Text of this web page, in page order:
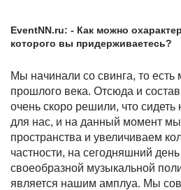
EventNN.ru: - Как можно
которого вы придерживаетесь?
Мы начинали со свинга, то есть
прошлого века. Отсюда и
очень скоро решили, что сидеть
для нас, и на данный момент
пространства и увеличиваем
частности, на сегодняшний
своеобразной музыкальной
является нашим амплуа. Мы